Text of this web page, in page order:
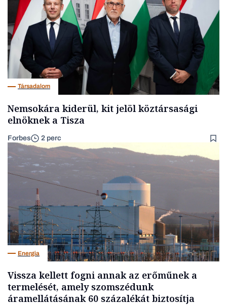
Társadalom
Nemsokára kiderül, kit jelöl köztársasági
elnöknek a Tisza
Forbes 2 perc
Energia
Vissza kellett fogni annak az erőműnek a
termelését, amely szomszédunk
áramellátásának 60 százalékát biztosítja